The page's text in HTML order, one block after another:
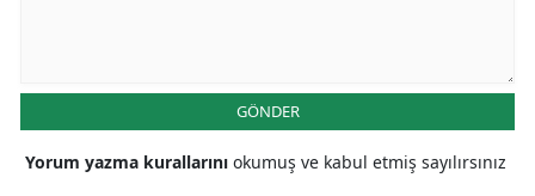
GÖNDER
Yorum yazma kurallarını okumuş ve kabul etmiş sayılırsınız